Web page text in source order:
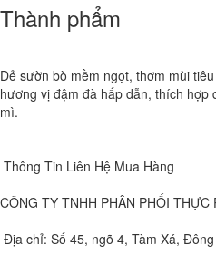
Thành phẩm
Dẻ sườn bò mềm ngọt, thơm mùi
hương vị đậm đà hấp dẫn, thích hợp
mì.
Thông Tin Liên Hệ Mua Hàng
CÔNG TY TNHH PHÂN PHỐI THỰC
Địa chỉ: Số 45, ngõ 4, Tàm Xá,